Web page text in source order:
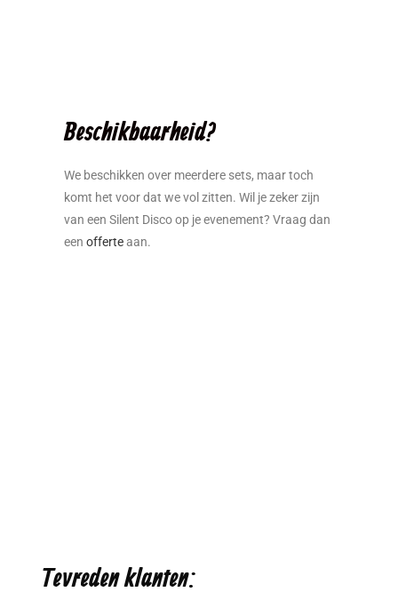
Beschikbaarheid?
We beschikken over meerdere sets, maar toch
komt het voor dat we vol zitten. Wil je zeker zijn
van een Silent Disco op je evenement? Vraag dan
eenofferteaan.
Tevreden klanten: